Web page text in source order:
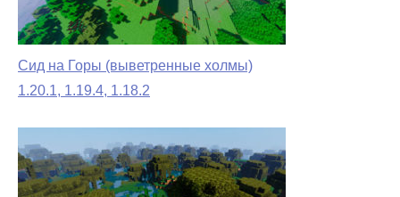
Сид на Горы (выветренные холмы)
1.20.1, 1.19.4, 1.18.2